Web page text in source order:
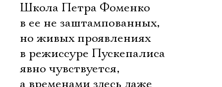
Школа Петра Фоменко
в ее не заштампованных,
но живых проявлениях
в режиссуре Пускепалиса
явно чувствуется,
а временами здесь даже